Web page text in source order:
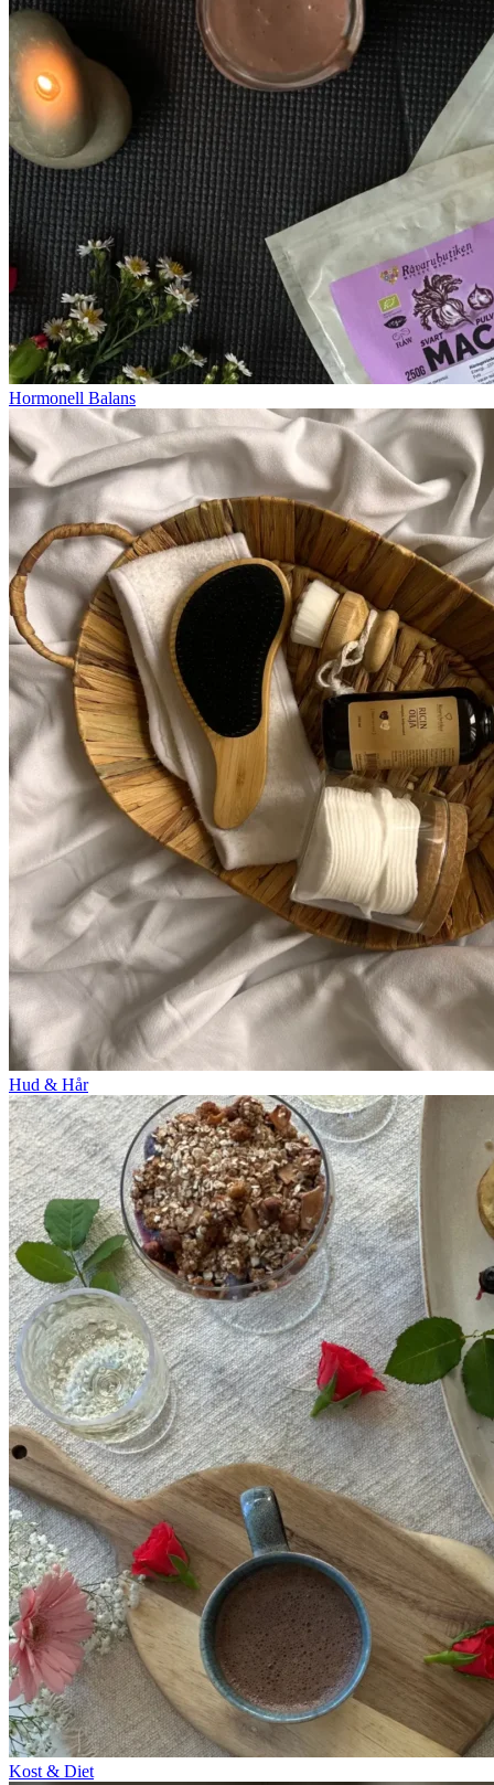
Hormonell Balans
Hud & Hår
Kost & Diet